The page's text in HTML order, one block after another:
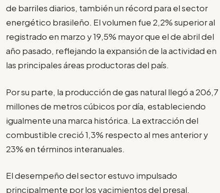
de barriles diarios, también un récord para el sector
energético brasileño. El volumen fue 2,2% superior al
registrado en marzo y 19,5% mayor que el de abril del
año pasado, reflejando la expansión de la actividad en
las principales áreas productoras del país.
Por su parte, la producción de gas natural llegó a 206,7
millones de metros cúbicos por día, estableciendo
igualmente una marca histórica. La extracción del
combustible creció 1,3% respecto al mes anterior y
23% en términos interanuales.
El desempeño del sector estuvo impulsado
principalmente por los yacimientos del presal,